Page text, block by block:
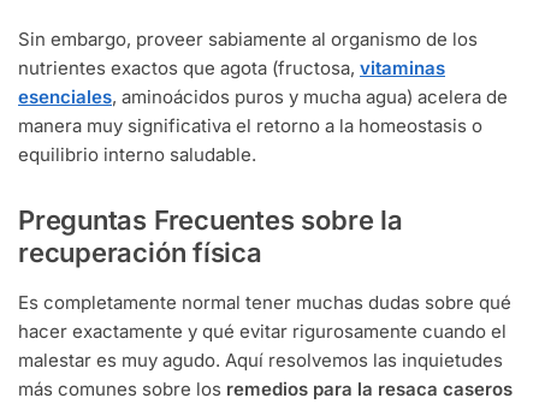
Sin embargo, proveer sabiamente al organismo de los
nutrientes exactos que agota (fructosa, vitaminas
esenciales, aminoácidos puros y mucha agua) acelera de
manera muy significativa el retorno a la homeostasis o
equilibrio interno saludable.
Preguntas Frecuentes sobre la
recuperación física
Es completamente normal tener muchas dudas sobre qué
hacer exactamente y qué evitar rigurosamente cuando el
malestar es muy agudo. Aquí resolvemos las inquietudes
más comunes sobre los remedios para la resaca caseros